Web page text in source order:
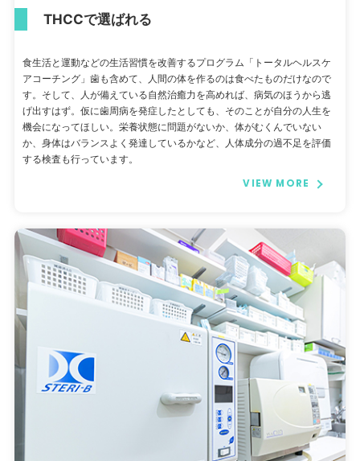
THCCで選ばれる
食生活と運動などの生活習慣を改善するプログラム「トータルヘルスケ
アコーチング」歯も含めて、人間の体を作るのは食べたものだけなので
す。そして、人が備えている自然治癒力を高めれば、病気のほうから逃
げ出すはず。仮に歯周病を発症したとしても、そのことが自分の人生を
機会になってほしい。栄養状態に問題がないか、体がむくんでいない
か、身体はバランスよく発達しているかなど、人体成分の過不足を評価
する検査も行っています。
VIEW MORE